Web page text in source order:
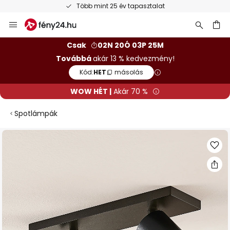
Több mint 25 év tapasztalat
Ugrás
a
Csak
02N 20Ó 03P 25M
Továbbáakár 13 % kedvezmény!
Kód:HET másolás
WOW HÉT | Akár 70 %
Spotlámpák
Ugrás